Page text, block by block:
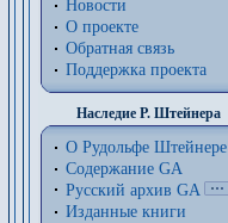
Новости
О проекте
Обратная связь
Поддержка проекта
Наследие Р. Штейнера
О Рудольфе Штейнере
Содержание GA
Русский архив GA
Изданные книги